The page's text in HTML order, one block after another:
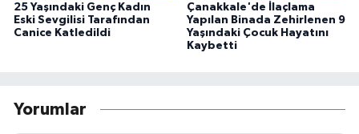
25 Yaşındaki Genç Kadın
Eski Sevgilisi Tarafından
Canice Katledildi
Çanakkale'de İlaçlama
Yapılan Binada Zehirlenen 9
Yaşındaki Çocuk Hayatını
Kaybetti
Yorumlar